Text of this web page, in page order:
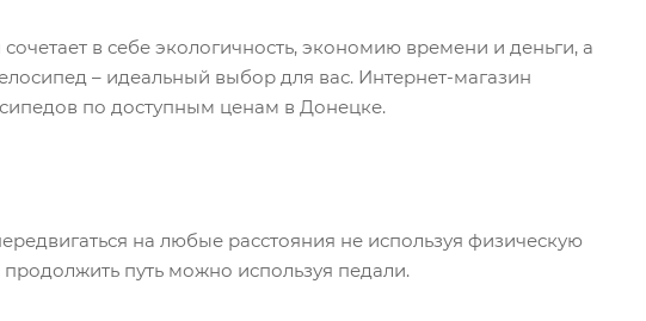
в себе экологичность, экономию времени и деньги, а
– идеальный выбор для вас. Интернет-магазин
по доступным ценам в Донецке.
на любые расстояния не используя физическую
продолжить путь можно используя педали.